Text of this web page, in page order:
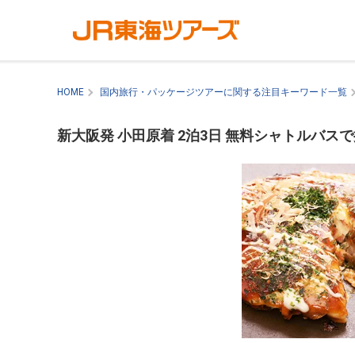
HOME 国内旅行・パッケージツアーに関する注目キーワード一覧
新大阪発 小田原着 2泊3日 無料シャトルバス